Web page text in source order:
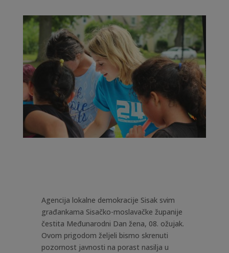
Agencija lokalne demokracije Sisak svim
građankama Sisačko-moslavačke županije
čestita Međunarodni Dan žena, 08. ožujak.
Ovom prigodom željeli bismo skrenuti
pozornost javnosti na porast nasilja u